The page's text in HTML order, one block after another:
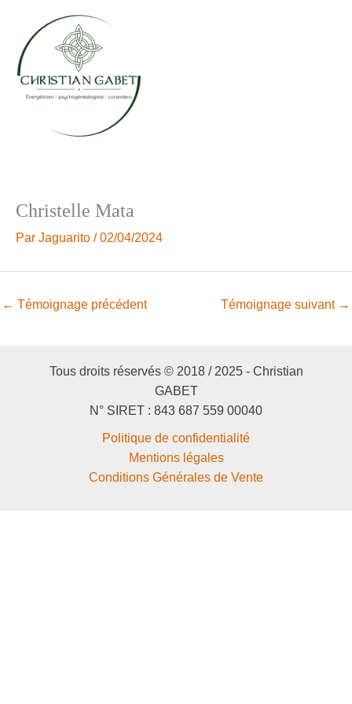
contenu
Christelle Mata
Par Jaguarito /02/04/2024
← Témoignage précédent Témoignage suivant →
Tous droits réservés © 2018 / 2025 - Christian
GABET
N° SIRET : 843 687 559 00040
Politique de confidentialité
Mentions légales
Conditions Générales de Vente